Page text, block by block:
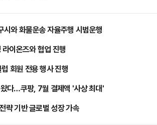
와 화물운송 자율주행 시범운행
이온즈와 협업 진행
회원 전용 행사 진행
다…쿠팡, 7월 결제액 '사상 최대'
략 기반 글로벌 성장 가속